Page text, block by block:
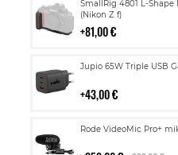
SmallRig 4801 L-
(Nikon Z f)
81,00 €
ostoskoriin
Jupio 65W Triple USB
43,00 €
Lisää
Rode VideoMic Pro+
Lisää